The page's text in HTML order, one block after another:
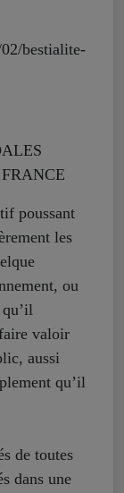
bestialite-
poussant
les
ou
valoir
aussi
qu’il
de toutes
dans une